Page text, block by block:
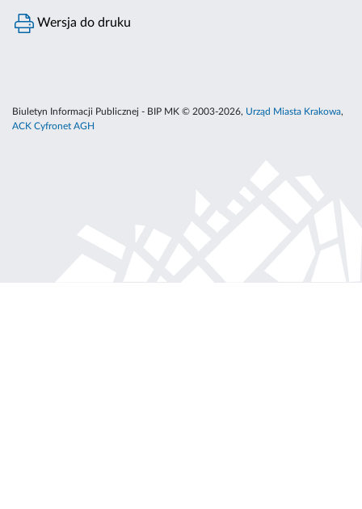
Wersja do druku
Biuletyn Informacji Publicznej - BIP MK © 2003-2026, Urząd Miasta Krakowa,
ACK Cyfronet AGH